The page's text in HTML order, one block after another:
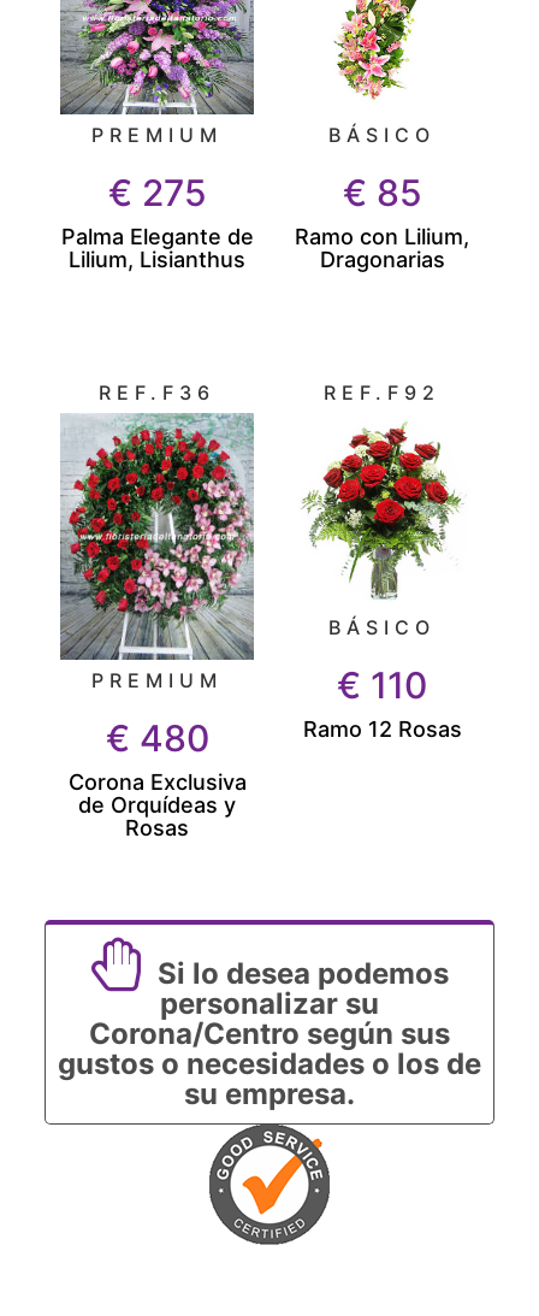
PREMIUM
€ 275
Palma Elegante de
Lilium, Lisianthus
BÁSICO
€ 85
Ramo con Lilium,
Dragonarias
REF.F36
PREMIUM
€ 480
Corona Exclusiva
de Orquídeas y
Rosas
REF.F92
BÁSICO
€ 110
Ramo 12 Rosas
Si lo desea podemos
personalizar su
Corona/Centro según sus
gustos o necesidades o los de
su empresa.